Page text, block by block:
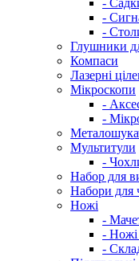
-
-
-
Глушники
Компаси
Лазерні
Мікроскопи
-
-
Мультитули
-
Набор для
Набори для
Ножі
-
- Ножі
-